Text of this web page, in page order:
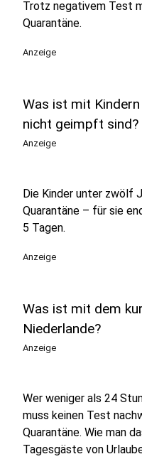
Trotz negativem Test
Quarantäne.
Anzeige
Was ist mit
nicht geimpft sind?
Anzeige
Die Kinder unter zwölf
Quarantäne – für sie
5 Tagen.
Anzeige
Was ist mit dem
Niederlande?
Anzeige
Wer weniger als 24
muss keinen Test
Quarantäne. Wie man
Tagesgäste von